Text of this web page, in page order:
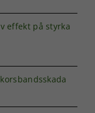
effekt på styrka
att dela
av dina
att få se